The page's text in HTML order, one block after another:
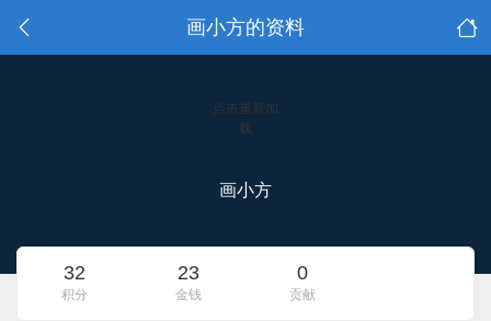
画小方的资料
点击重新加
载
画小方
32
积分
23
金钱
0
贡献